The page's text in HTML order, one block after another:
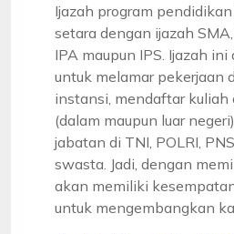
Ijazah program
setara dengan ijazah
IPA maupun IPS. Ijazah
untuk melamar pekerjaan
instansi, mendaftar kuliah
(dalam maupun luar
jabatan di TNI, POLRI,
swasta. Jadi, dengan
akan memiliki
untuk mengembangkan